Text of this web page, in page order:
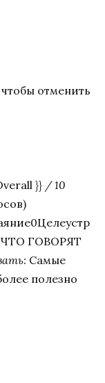
отменить
}} / 10
ЧТО ГОВОРЯТ
Самые
полезно